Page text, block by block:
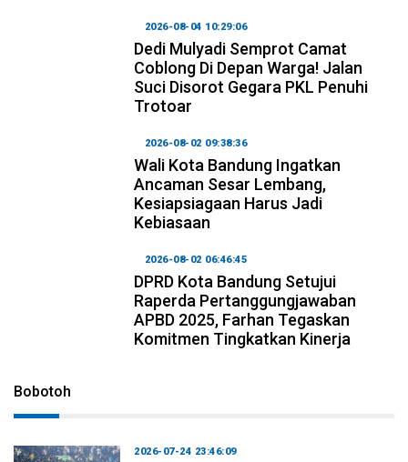
2026-08-04 10:29:06
Dedi Mulyadi Semprot Camat
Coblong Di Depan Warga! Jalan
Suci Disorot Gegara PKL Penuhi
Trotoar
2026-08-02 09:38:36
Wali Kota Bandung Ingatkan
Ancaman Sesar Lembang,
Kesiapsiagaan Harus Jadi
Kebiasaan
2026-08-02 06:46:45
DPRD Kota Bandung Setujui
Raperda Pertanggungjawaban
APBD 2025, Farhan Tegaskan
Komitmen Tingkatkan Kinerja
Bobotoh
2026-07-24 23:46:09